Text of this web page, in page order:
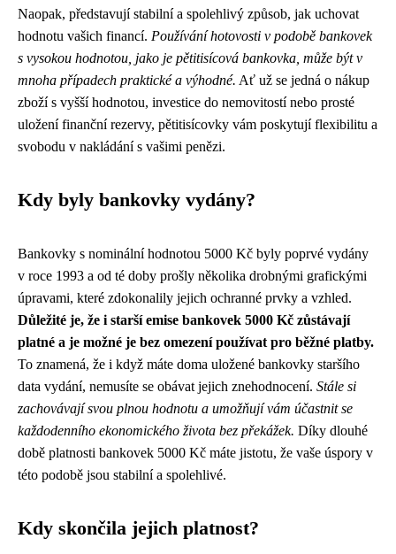
Naopak, představují stabilní a spolehlivý způsob, jak uchovat
hodnotu vašich financí. Používání hotovosti v podobě bankovek
s vysokou hodnotou, jako je pětitisícová bankovka, může být v
mnoha případech praktické a výhodné. Ať už se jedná o nákup
zboží s vyšší hodnotou, investice do nemovitostí nebo prosté
uložení finanční rezervy, pětitisícovky vám poskytují flexibilitu a
svobodu v nakládání s vašimi penězi.
Kdy byly bankovky vydány?
Bankovky s nominální hodnotou 5000 Kč byly poprvé vydány
v roce 1993 a od té doby prošly několika drobnými grafickými
úpravami, které zdokonalily jejich ochranné prvky a vzhled.
Důležité je, že i starší emise bankovek 5000 Kč zůstávají
platné a je možné je bez omezení používat pro běžné platby.
To znamená, že i když máte doma uložené bankovky staršího
data vydání, nemusíte se obávat jejich znehodnocení. Stále si
zachovávají svou plnou hodnotu a umožňují vám účastnit se
každodenního ekonomického života bez překážek. Díky dlouhé
době platnosti bankovek 5000 Kč máte jistotu, že vaše úspory v
této podobě jsou stabilní a spolehlivé.
Kdy skončila jejich platnost?